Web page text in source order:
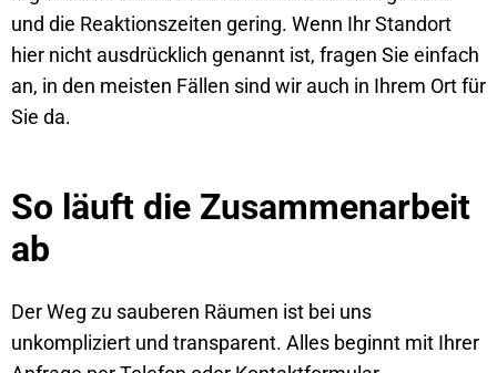
und die Reaktionszeiten gering. Wenn Ihr Standort
hier nicht ausdrücklich genannt ist, fragen Sie einfach
an, in den meisten Fällen sind wir auch in Ihrem Ort für
Sie da.
So läuft die Zusammenarbeit
ab
Der Weg zu sauberen Räumen ist bei uns
unkompliziert und transparent. Alles beginnt mit Ihrer